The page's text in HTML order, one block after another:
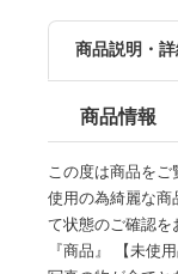
商品説明
商品情報